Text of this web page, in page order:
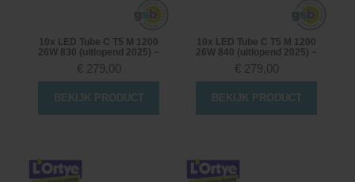
10x LED Tube C T5 M 1200
26W 830 (uitlopend 2025) ~
€ 279,00
BEKIJK PRODUCT
10x LED Tube C T5 M 1200
26W 840 (uitlopend 2025) ~
€ 279,00
BEKIJK PRODUCT